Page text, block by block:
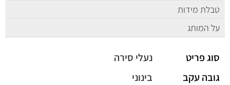
טבלת מידות
על המותג
סוג פריט
נעלי סירה
גובה עקב
בינוני